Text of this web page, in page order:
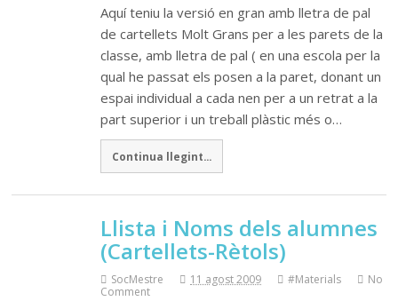
Aquí teniu la versió en gran amb lletra de pal
de cartellets Molt Grans per a les parets de la
classe, amb lletra de pal ( en una escola per la
qual he passat els posen a la paret, donant un
espai individual a cada nen per a un retrat a la
part superior i un treball plàstic més o…
Continua llegint...
Llista i Noms dels alumnes
(Cartellets-Rètols)
SocMestre 11 agost 2009 #Materials
No
Comment